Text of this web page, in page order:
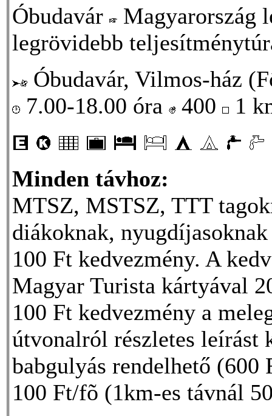
Óbudavár
Magyarország
legrövidebb
Óbudavár, Vilmos-ház
7.00-18.00 óra
400 1
Minden távhoz:
MTSZ, MSTSZ, TTT
diákoknak,
100 Ft kedvezmény. A
Magyar Turista kártyával
100 Ft kedvezmény a
útvonalról részletes leírást
babgulyás rendelhető (600
100 Ft/fõ (1km-es távnál